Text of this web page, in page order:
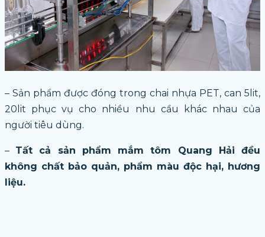
– Sản phẩm được đóng trong chai nhựa PET, can 5lit,
20lit phục vụ cho nhiều nhu cầu khác nhau của
người tiêu dùng.
– Tất cả sản phẩm mắm tôm Quang Hải đều
không chất bảo quản, phẩm màu độc hại, hương
liệu.